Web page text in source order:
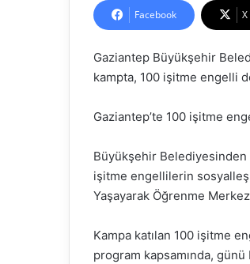
Facebook X
Gaziantep Büyükşehir
kampta, 100 işitme engelli
Gaziantep’te 100 işitme
Büyükşehir Belediyesinden
işitme engellilerin
Yaşayarak Öğrenme
Kampa katılan 100 işitme
program kapsamında,